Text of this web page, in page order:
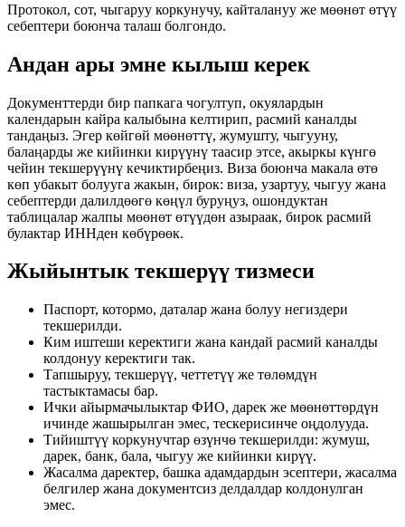
Протокол, сот, чыгаруу коркунучу, кайталануу же мөөнөт өтүү
себептери боюнча талаш болгондо.
Андан ары эмне кылыш керек
Документтерди бир папкага чогултуп, окуялардын
календарын кайра калыбына келтирип, расмий каналды
тандаңыз. Эгер көйгөй мөөнөттү, жумушту, чыгууну,
балаңарды же кийинки кирүүнү таасир этсе, акыркы күнгө
чейин текшерүүнү кечиктирбеңиз. Виза боюнча макала өтө
көп убакыт болууга жакын, бирок: виза, узартуу, чыгуу жана
себептерди далилдөөгө көңүл буруңуз, ошондуктан
таблицалар жалпы мөөнөт өтүүдөн азыраак, бирок расмий
булактар ИННден көбүрөөк.
Жыйынтык текшерүү тизмеси
Паспорт, котормо, даталар жана болуу негиздери
текшерилди.
Ким иштеши керектиги жана кандай расмий каналды
колдонуу керектиги так.
Тапшыруу, текшерүү, четтетүү же төлөмдүн
тастыктамасы бар.
Ички айырмачылыктар ФИО, дарек же мөөнөттөрдүн
ичинде жашырылган эмес, тескерисинче оңдолууда.
Тийиштүү коркунучтар өзүнчө текшерилди: жумуш,
дарек, банк, бала, чыгуу же кийинки кирүү.
Жасалма даректер, башка адамдардын эсептери, жасалма
белгилер жана документсиз делдалдар колдонулган
эмес.